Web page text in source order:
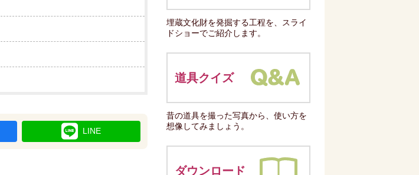
LINE
埋蔵文化財を発掘する工程を、スライ
ドショーでご紹介します。
道具クイズ
昔の道具を撮った写真から、使い方を
想像してみましょう。
ダウンロード